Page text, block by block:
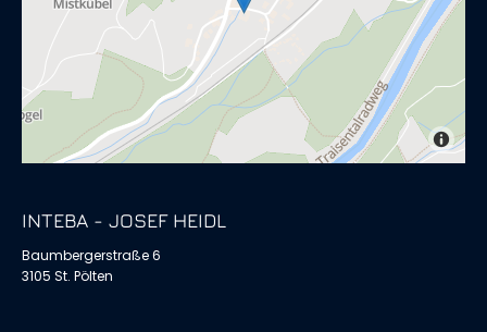
INTEBA - JOSEF HEIDL
Baumbergerstraße 6
3105 St. Pölten